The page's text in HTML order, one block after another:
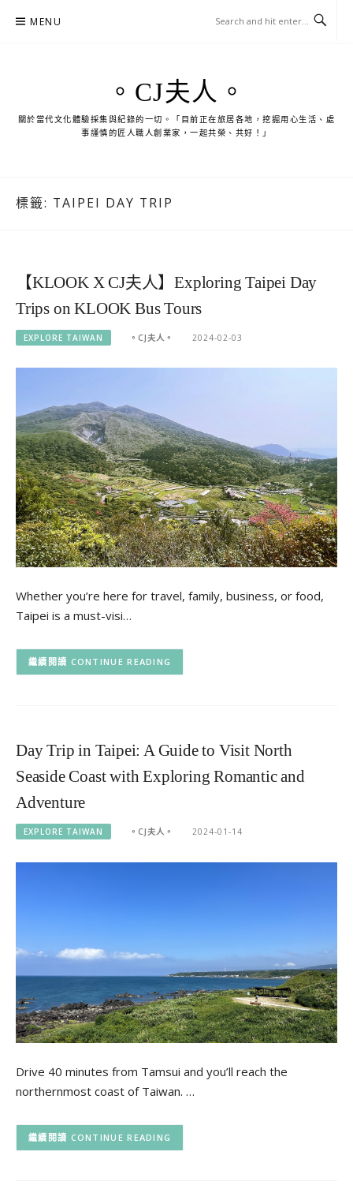
MENU
。CJ夫人。
關於當代文化體驗採集與紀錄的一切。「目前正在旅居各地，挖掘用心生活、處
事謹慎的匠人職人創業家，一起共榮、共好！」
標籤: TAIPEI DAY TRIP
【KLOOK X CJ夫人】Exploring Taipei Day
Trips on KLOOK Bus Tours
EXPLORE TAIWAN 。CJ夫人。 2024-02-03
Whether you’re here for travel, family, business, or food,
Taipei is a must-visi…
CONTINUE READING
Day Trip in Taipei: A Guide to Visit North
Seaside Coast with Exploring Romantic and
Adventure
EXPLORE TAIWAN 。CJ夫人。 2024-01-14
Drive 40 minutes from Tamsui and you’ll reach the
northernmost coast of Taiwan. …
CONTINUE READING